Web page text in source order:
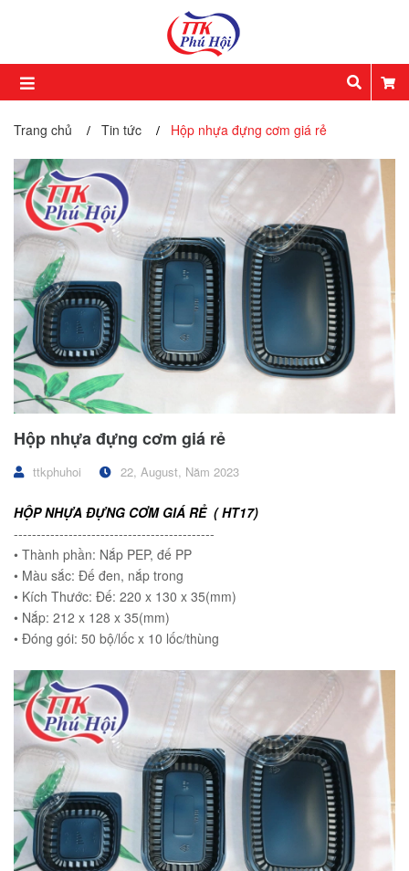
Trang chủ / Tin tức / Hộp nhựa đựng cơm giá rẻ
Hộp nhựa đựng cơm giá rẻ
ttkphuhoi 22, August, Năm 2023
HỘP NHỰA ĐỰNG CƠM GIÁ RẺ ( HT17)
--------------------------------------------
• Thành phần: Nắp PEP, đế PP
• Màu sắc: Đế đen, nắp trong
• Kích Thước: Đế: 220 x 130 x 35(mm)
• Nắp: 212 x 128 x 35(mm)
• Đóng gói: 50 bộ/lốc x 10 lốc/thùng